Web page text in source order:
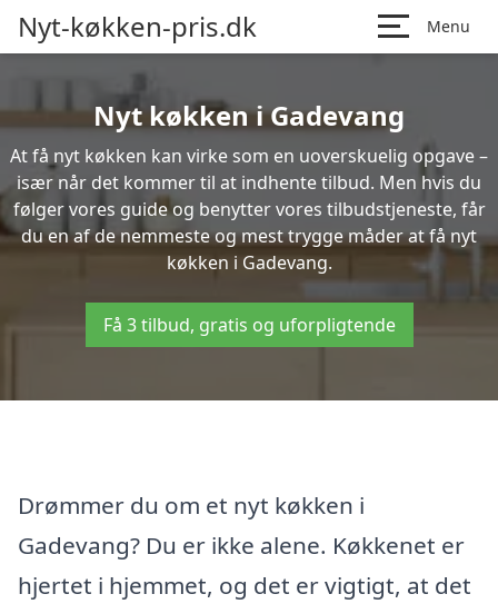
Nyt-køkken-pris.dk Menu
Nyt køkken i Gadevang
At få nyt køkken kan virke som en uoverskuelig opgave –
især når det kommer til at indhente tilbud. Men hvis du
følger vores guide og benytter vores tilbudstjeneste, får
du en af de nemmeste og mest trygge måder at få nyt
køkken i Gadevang.
Få 3 tilbud, gratis og uforpligtende
Drømmer du om et nyt køkken i
Gadevang? Du er ikke alene. Køkkenet er
hjertet i hjemmet, og det er vigtigt, at det